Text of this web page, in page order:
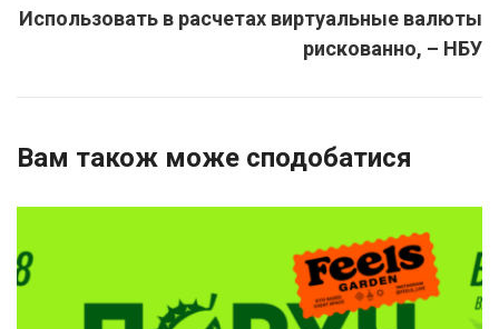
Использовать в расчетах виртуальные валюты
рискованно, – НБУ
Вам також може сподобатися